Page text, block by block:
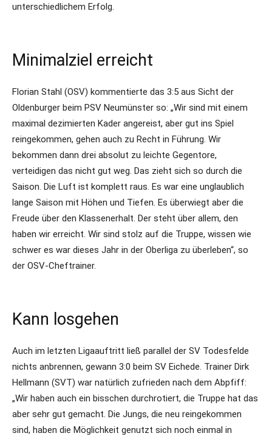
unterschiedlichem Erfolg.
Minimalziel erreicht
Florian Stahl (OSV) kommentierte das 3:5 aus Sicht der
Oldenburger beim PSV Neumünster so: „Wir sind mit einem
maximal dezimierten Kader angereist, aber gut ins Spiel
reingekommen, gehen auch zu Recht in Führung. Wir
bekommen dann drei absolut zu leichte Gegentore,
verteidigen das nicht gut weg. Das zieht sich so durch die
Saison. Die Luft ist komplett raus. Es war eine unglaublich
lange Saison mit Höhen und Tiefen. Es überwiegt aber die
Freude über den Klassenerhalt. Der steht über allem, den
haben wir erreicht. Wir sind stolz auf die Truppe, wissen wie
schwer es war dieses Jahr in der Oberliga zu überleben“, so
der OSV-Cheftrainer.
Kann losgehen
Auch im letzten Ligaauftritt ließ parallel der SV Todesfelde
nichts anbrennen, gewann 3:0 beim SV Eichede. Trainer Dirk
Hellmann (SVT) war natürlich zufrieden nach dem Abpfiff:
„Wir haben auch ein bisschen durchrotiert, die Truppe hat das
aber sehr gut gemacht. Die Jungs, die neu reingekommen
sind, haben die Möglichkeit genutzt sich noch einmal in